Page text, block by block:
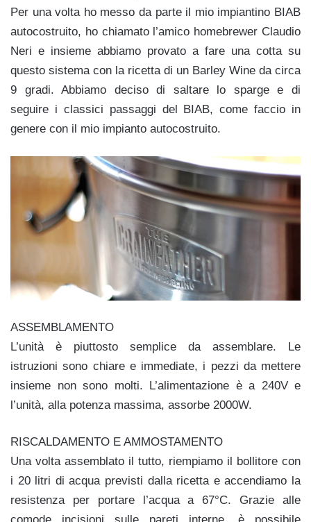
Per una volta ho messo da parte il mio impiantino BIAB
autocostruito, ho chiamato l’amico homebrewer Claudio
Neri e insieme abbiamo provato a fare una cotta su
questo sistema con la ricetta di un Barley Wine da circa
9 gradi. Abbiamo deciso di saltare lo sparge e di
seguire i classici passaggi del BIAB, come faccio in
genere con il mio impianto autocostruito.
ASSEMBLAMENTO
L’unità è piuttosto semplice da assemblare. Le
istruzioni sono chiare e immediate, i pezzi da mettere
insieme non sono molti. L’alimentazione è a 240V e
l’unità, alla potenza massima, assorbe 2000W.
RISCALDAMENTO E AMMOSTAMENTO
Una volta assemblato il tutto, riempiamo il bollitore con
i 20 litri di acqua previsti dalla ricetta e accendiamo la
resistenza per portare l’acqua a 67°C. Grazie alle